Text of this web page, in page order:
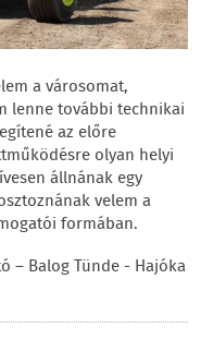
a városomat,
lenne további technikai
az előre
olyan helyi
állnának egy
velem a
formában.
– Balog Tünde - Hajóka